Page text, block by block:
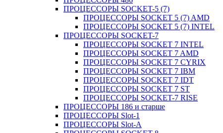
ПРОЦЕССОРЫ SOCKET-5 (7)
ПРОЦЕССОРЫ SOCKET 5 (7) AMD
ПРОЦЕССОРЫ SOCKET 5 (7) INTEL
ПРОЦЕССОРЫ SOCKET-7
ПРОЦЕССОРЫ SOCKET 7 INTEL
ПРОЦЕССОРЫ SOCKET 7 AMD
ПРОЦЕССОРЫ SOCKET 7 CYRIX
ПРОЦЕССОРЫ SOCKET 7 IBM
ПРОЦЕССОРЫ SOCKET 7 IDT
ПРОЦЕССОРЫ SOCKET 7 ST
ПРОЦЕССОРЫ SOCKET-7 RISE
ПРОЦЕССОРЫ 186 и старше
ПРОЦЕССОРЫ Slot-1
ПРОЦЕССОРЫ Slot-A